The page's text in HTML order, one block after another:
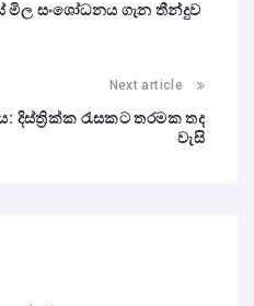
මිල සංශෝධනය ගැන තීන්දුව
Next article
දිස්ත්‍රික්ක රැසකට තරමක තද
වැසි